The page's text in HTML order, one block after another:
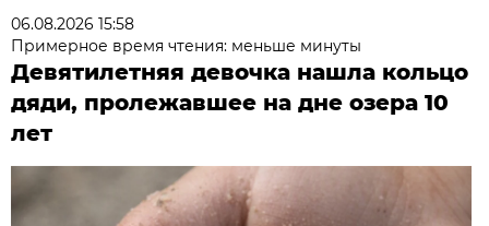
06.08.2026 15:58
Примерное время чтения: меньше минуты
Девятилетняя девочка нашла кольцо
дяди, пролежавшее на дне озера 10
лет